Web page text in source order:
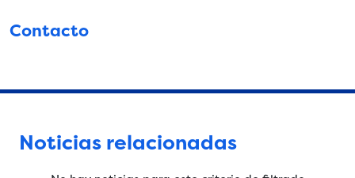
Contacto
Noticias relacionadas